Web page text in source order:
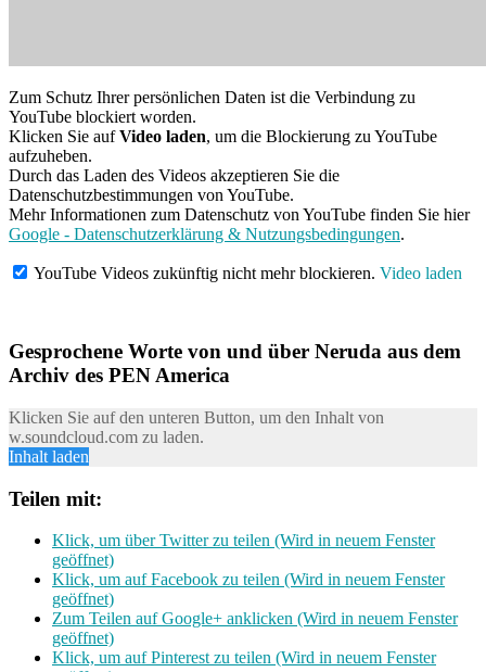
Zum Schutz Ihrer persönlichen Daten ist die Verbindung zu
YouTube blockiert worden.
Klicken Sie aufVideo laden, um die Blockierung zu YouTube
aufzuheben.
Durch das Laden des Videos akzeptieren Sie die
Datenschutzbestimmungen von YouTube.
Mehr Informationen zum Datenschutz von YouTube finden Sie hier
Google - Datenschutzerklärung & Nutzungsbedingungen.
YouTube Videos zukünftig nicht mehr blockieren. Video laden
Gesprochene Worte von und über Neruda aus dem
Archiv des PEN America
Klicken Sie auf den unteren Button, um den Inhalt von
w.soundcloud.com zu laden.
Inhalt laden
Teilen mit:
Klick, um über Twitter zu teilen (Wird in neuem Fenster
geöffnet)
Klick, um auf Facebook zu teilen (Wird in neuem Fenster
geöffnet)
Zum Teilen auf Google+ anklicken (Wird in neuem Fenster
geöffnet)
Klick, um auf Pinterest zu teilen (Wird in neuem Fenster